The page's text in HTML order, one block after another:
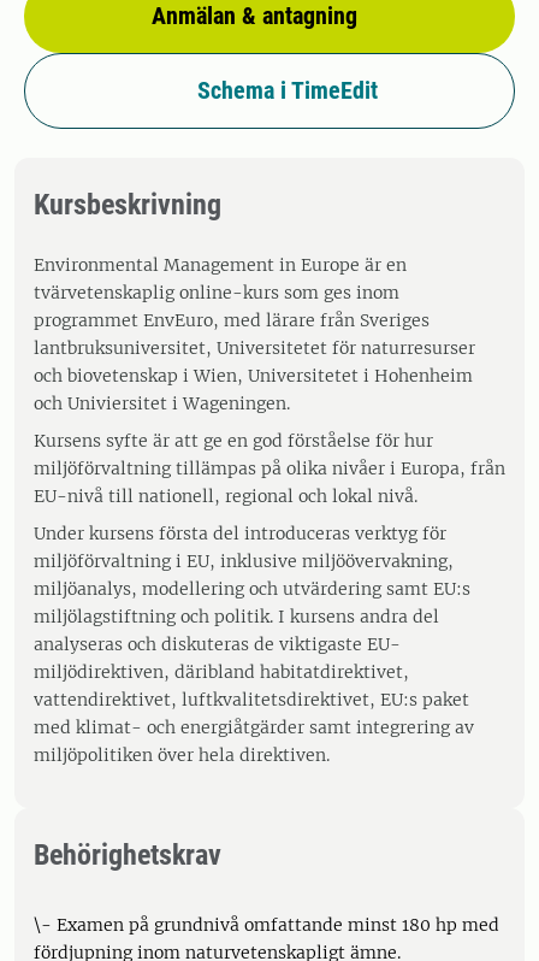
Anmälan & antagning
Schema i TimeEdit
Kursbeskrivning
Environmental Management in Europe är en
tvärvetenskaplig online-kurs som ges inom
programmet EnvEuro, med lärare från Sveriges
lantbruksuniversitet, Universitetet för naturresurser
och biovetenskap i Wien, Universitetet i Hohenheim
och Univiersitet i Wageningen.
Kursens syfte är att ge en god förståelse för hur
miljöförvaltning tillämpas på olika nivåer i Europa, från
EU-nivå till nationell, regional och lokal nivå.
Under kursens första del introduceras verktyg för
miljöförvaltning i EU, inklusive miljöövervakning,
miljöanalys, modellering och utvärdering samt EU:s
miljölagstiftning och politik. I kursens andra del
analyseras och diskuteras de viktigaste EU-
miljödirektiven, däribland habitatdirektivet,
vattendirektivet, luftkvalitetsdirektivet, EU:s paket
med klimat- och energiåtgärder samt integrering av
miljöpolitiken över hela direktiven.
Behörighetskrav
\- Examen på grundnivå omfattande minst 180 hp med
fördjupning inom naturvetenskapligt ämne.